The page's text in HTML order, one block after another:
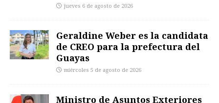
jueves 6 de agosto de 2026
Geraldine Weber es la candidata
de CREO para la prefectura del
Guayas
miércoles 5 de agosto de 2026
Ministro de Asuntos Exteriores